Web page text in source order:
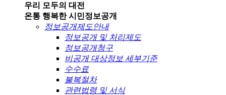
우리 모두의 대전
온통 행복한 시민정보공개
정보공개제도안내
정보공개 및 처리제도
정보공개청구
비공개 대상정보 세부기준
수수료
불복절차
관련법령 및 서식